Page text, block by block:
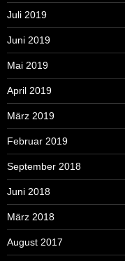
Juli 2019
Juni 2019
Mai 2019
April 2019
März 2019
Februar 2019
September 2018
Juni 2018
März 2018
August 2017